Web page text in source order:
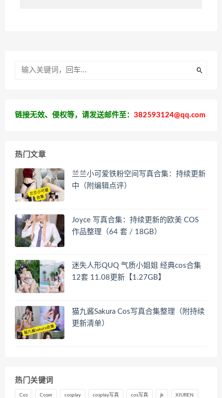
链接无效、侵权等，请发送邮件至： 382593124@qq.com
热门文章
兰兰小可爱铁粉空间写真合集：持续更新
中（附编辑点评）
Joyce 写真合集：持续更新的欧美 COS
作品整理（64 套 / 18GB）
迷失人形QUQ 气质小姐姐 经典cos合集
12套 11.08更新【1.27GB】
猫九酱Sakura Cos写真合集整理（附持续
更新清单）
热门关键词
Cos Coser cosplay cosplay写真 cos写真 jk XIUREN